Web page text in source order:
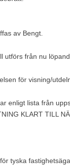
av Bengt.
från nu
för visning/
enligt lista från
KLART TILL
tyska